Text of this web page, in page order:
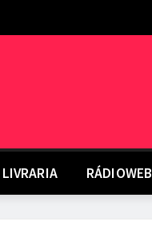
LIVRARIA RÁDIOWEB